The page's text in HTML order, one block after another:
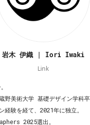
岩木 伊織 | Iori Iwaki
Link
野美術大学 基礎デザイン学科
験を経て、2021年に独立。
2025選出。